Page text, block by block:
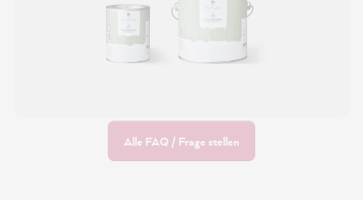
Alle FAQ / Frage stellen